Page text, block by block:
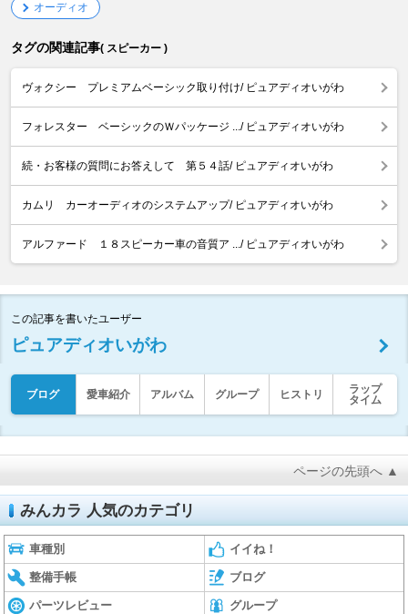
オーディオ
タグの関連記事( スピーカー )
ヴォクシー プレミアムベーシック取り付け/ ピュアディオいがわ
フォレスター ベーシックのＷパッケージ .../ ピュアディオいがわ
続・お客様の質問にお答えして 第５４話/ ピュアディオいがわ
カムリ カーオーディオのシステムアップ/ ピュアディオいがわ
アルファード １８スピーカー車の音質ア .../ ピュアディオいがわ
この記事を書いたユーザー
ピュアディオいがわ
ブログ 愛車紹介 アルバム グループ ヒストリ
ラップ
タイム
ページの先頭へ ▲
みんカラ 人気のカテゴリ
車種別 イイね！
整備手帳 ブログ
パーツレビュー グループ